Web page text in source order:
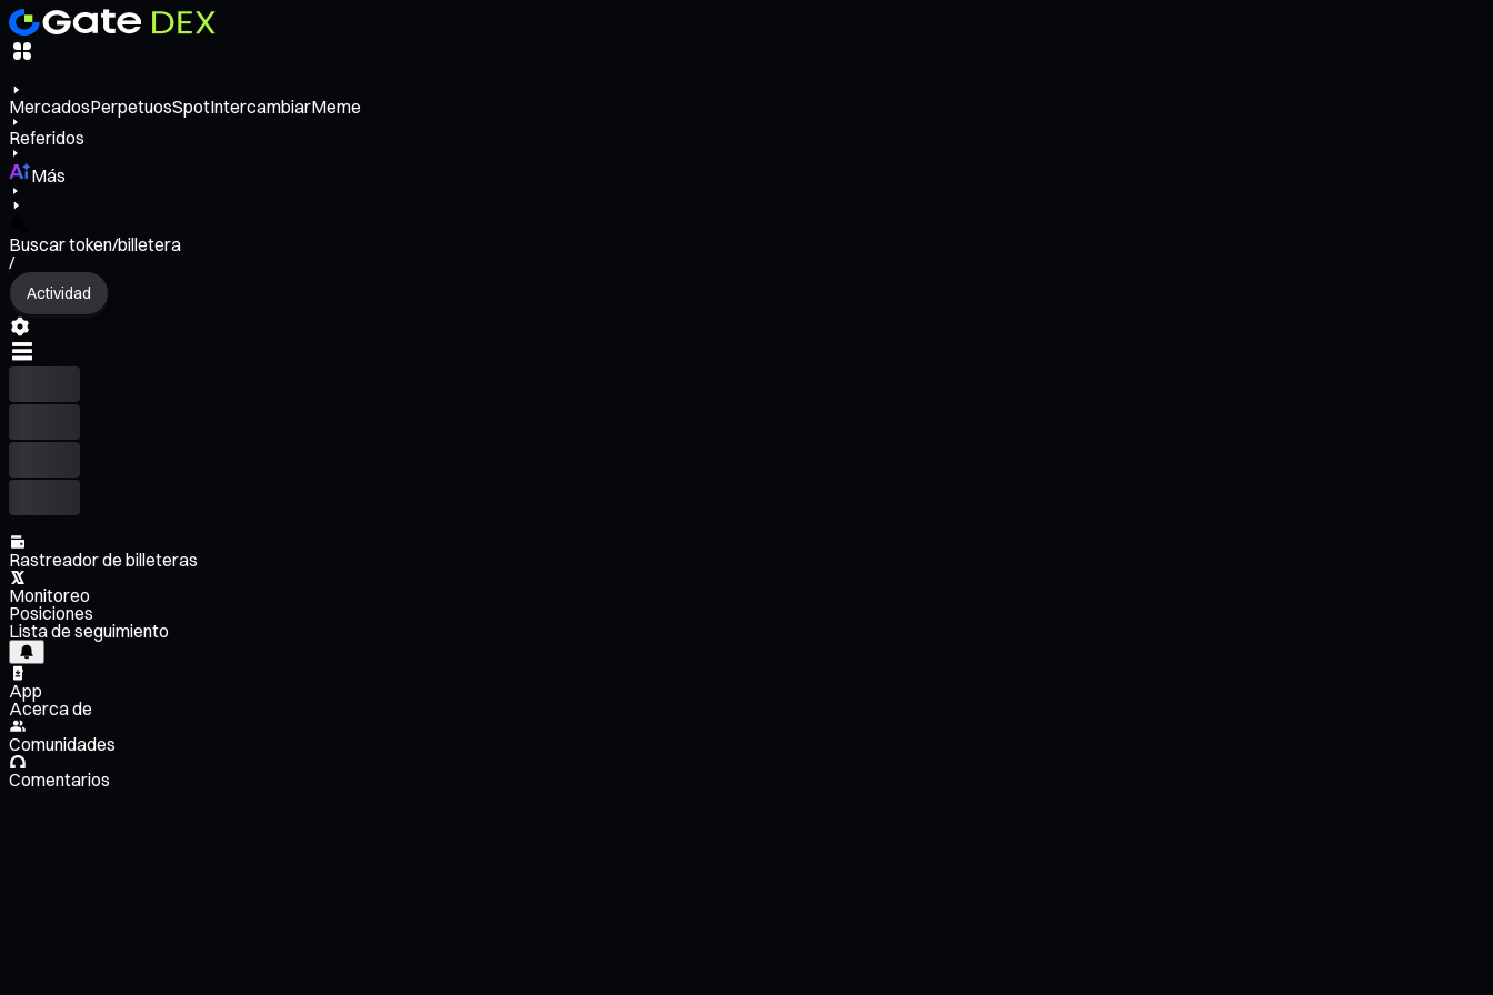
MercadosPerpetuosSpotIntercambiarMeme
Referidos
Más
Buscar token/billetera
/
Actividad
Rastreador de billeteras
Monitoreo
Posiciones
Lista de seguimiento
App
Acerca de
Comunidades
Comentarios